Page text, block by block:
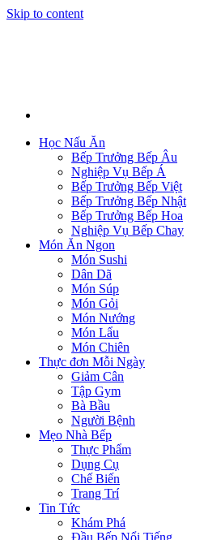
Skip to content
Học Nấu Ăn
Bếp Trưởng Bếp Âu
Nghiệp Vụ Bếp Á
Bếp Trưởng Bếp Việt
Bếp Trưởng Bếp Nhật
Bếp Trưởng Bếp Hoa
Nghiệp Vụ Bếp Chay
Món Ăn Ngon
Món Sushi
Dân Dã
Món Súp
Món Gỏi
Món Nướng
Món Lẩu
Món Chiên
Thực đơn Mỗi Ngày
Giảm Cân
Tập Gym
Bà Bầu
Người Bệnh
Mẹo Nhà Bếp
Thực Phẩm
Dụng Cụ
Chế Biến
Trang Trí
Tin Tức
Khám Phá
Đầu Bếp Nổi Tiếng